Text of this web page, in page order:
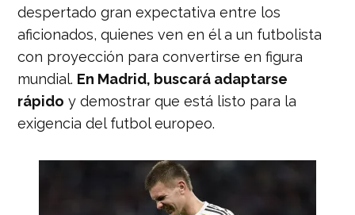
despertado gran expectativa entre los
aficionados, quienes ven en él a un futbolista
con proyección para convertirse en figura
mundial. En Madrid, buscará adaptarse
rápido y demostrar que está listo para la
exigencia del futbol europeo.